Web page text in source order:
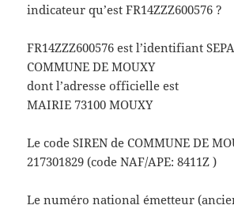
indicateur qu’est FR14ZZZ600576 ?
FR14ZZZ600576 est l’identifiant
COMMUNE DE MOUXY
dont l’adresse officielle est
MAIRIE 73100 MOUXY
Le code SIREN de COMMUNE DE
217301829 (code NAF/APE: 8411Z )
Le numéro national émetteur